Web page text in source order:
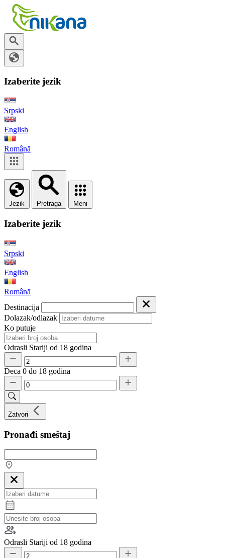
Izaberite jezik
Srpski
English
Română
Jezik Pretraga Meni
Izaberite jezik
Srpski
English
Română
Destinacija
Dolazak/odlazak
Ko putuje
Odrasli Stariji od 18 godina
Deca 0 do 18 godina
Zatvori
Pronađi smeštaj
Odrasli Stariji od 18 godina